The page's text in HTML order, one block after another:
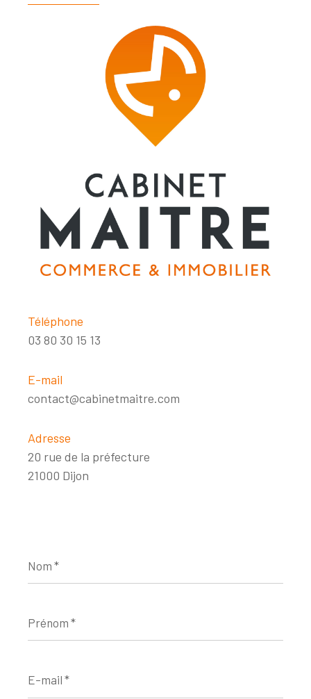
Téléphone
03 80 30 15 13
E-mail
contact@cabinetmaitre.com
Adresse
20 rue de la préfecture
21000 Dijon
*
*
mail
*